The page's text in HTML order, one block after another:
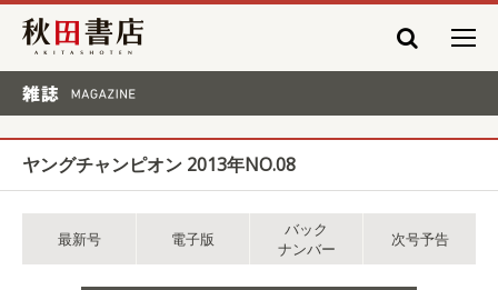
秋田書店
ヤングチャンピオン 2013年NO.08
最新号 電子版
バック
ナンバー
次号予告